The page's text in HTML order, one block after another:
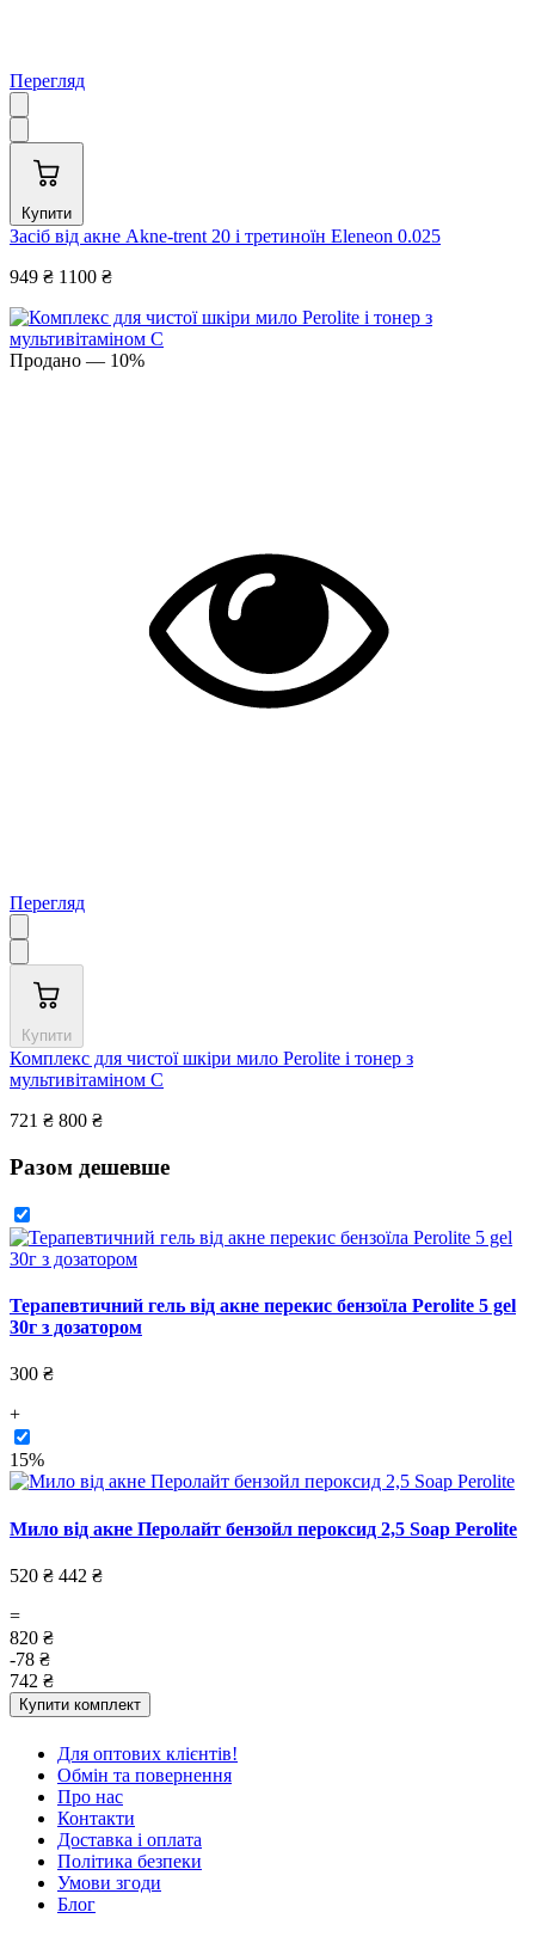
Перегляд
Купити
Засіб від акне Akne-trent 20 і третиноїн Eleneon 0.025
949 ₴ 1100 ₴
Продано — 10%
Перегляд
Купити
Комплекс для чистої шкіри мило Perolite і тонер з
мультивітаміном С
721 ₴ 800 ₴
Разом дешевше
Терапевтичний гель від акне перекис бензоїла Perolite 5 gel
30г з дозатором
300 ₴
+
15%
Мило від акне Перолайт бензойл пероксид 2,5 Soap Perolite
520 ₴ 442 ₴
=
820 ₴
-78 ₴
742 ₴
Купити комплект
Для оптових клієнтів!
Обмін та повернення
Про нас
Контакти
Доставка і оплата
Політика безпеки
Умови згоди
Блог